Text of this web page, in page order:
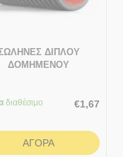
ΔΙΠΛΟΥ
ΔΟΜΗΜΕΝΟΥ
50/39.8
διαθέσιμο €1,67
ΑΓΟΡΆ